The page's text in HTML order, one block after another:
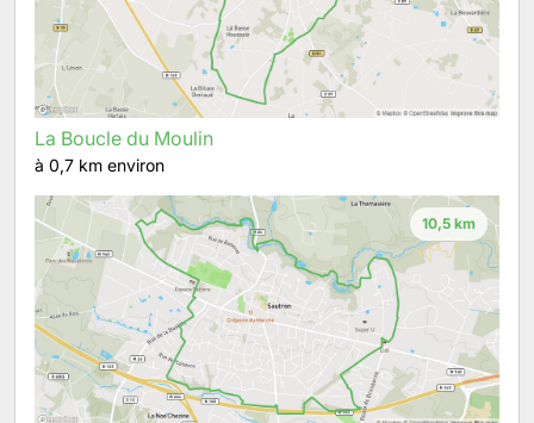
La Boucle du Moulin
à 0,7 km environ
10,5 km